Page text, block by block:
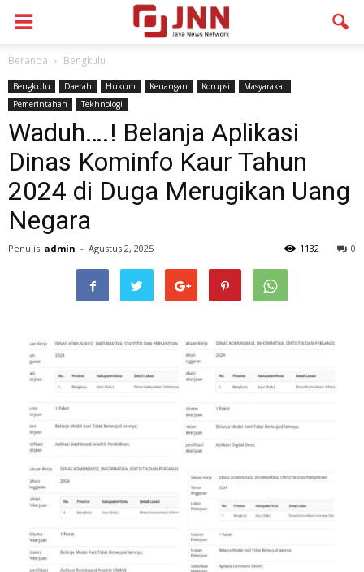
Beranda Bengkulu
Bengkulu Daerah Hukum Keuangan Korupsi
Masyarakat
Pemerintahan
Tekhnologi
Waduh….! Belanja Aplikasi
Dinas Kominfo Kaur Tahun
2024 di Duga Merugikan Uang
Negara
Penulis admin - Agustus 2, 2025 0
1132